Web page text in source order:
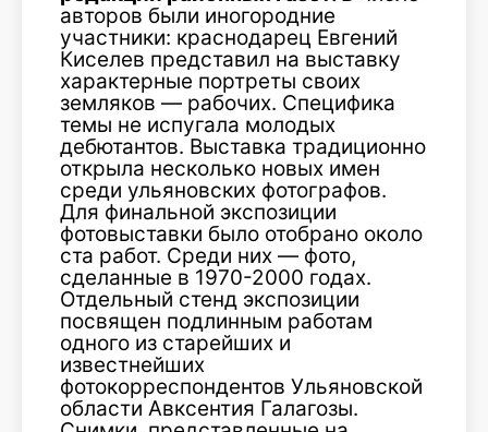
авторов были иногородние
участники: краснодарец Евгений
Киселев представил на выставку
характерные портреты своих
земляков — рабочих. Специфика
темы не испугала молодых
дебютантов. Выставка традиционно
открыла несколько новых имен
среди ульяновских фотографов.
Для финальной экспозиции
фотовыставки было отобрано около
ста работ. Среди них — фото,
сделанные в 1970-2000 годах.
Отдельный стенд экспозиции
посвящен подлинным работам
одного из старейших и
известнейших
фотокорреспондентов Ульяновской
области Авксентия Галагозы.